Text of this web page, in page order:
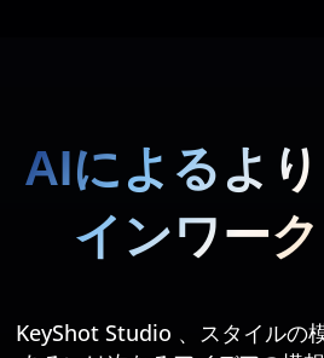
AIによるよ
インワー
KeyShot Studio 、スタイルの